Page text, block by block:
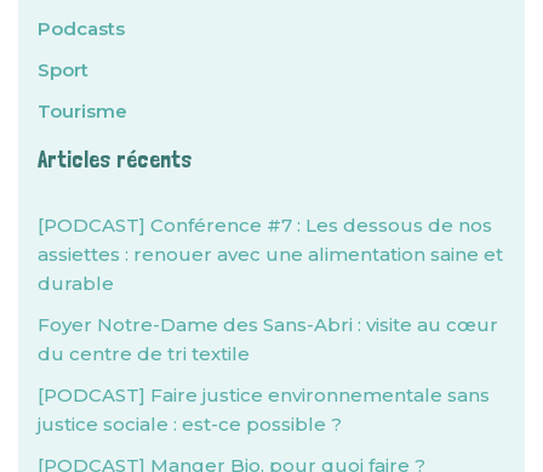
Podcasts
Sport
Tourisme
Articles récents
[PODCAST] Conférence #7 : Les dessous de nos
assiettes : renouer avec une alimentation saine et
durable
Foyer Notre-Dame des Sans-Abri : visite au cœur
du centre de tri textile
[PODCAST] Faire justice environnementale sans
justice sociale : est-ce possible ?
[PODCAST] Manger Bio, pour quoi faire ?